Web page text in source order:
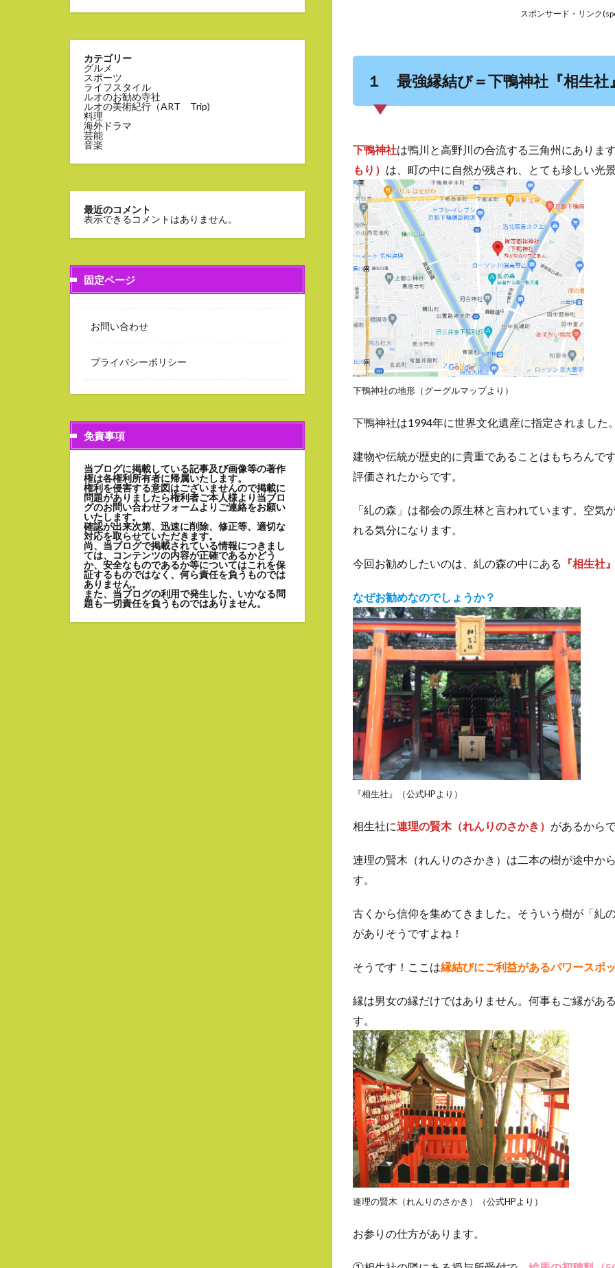
スポンサード・リンク
１ 最強縁結び＝下鴨神社『相生社
下鴨神社は鴨川と高野川の合流する三角州にありま
もり） は、町の中に自然が残され、とても珍しい光景
下鴨神社の地形（グーグルマップより）
下鴨神社は1994年に世界文化遺産に指定されました。
建物や伝統が歴史的に貴重であることはもちろんで
評価されたからです。
「糺の森」は都会の原生林と言われています。空気
れる気分になります。
今回お勧めしたいのは、糺の森の中にある 『相生社
なぜお勧めなのでしょうか？
『相生社』（公式HPより）
相生社に連理の賢木（れんりのさかき） があるからで
連理の賢木（れんりのさかき）は二本の樹が途中か
す。
古くから信仰を集めてきました。そういう樹が「糺
がありそうですよね！
そうです！ここは縁結びにご利益があるパワースポ
縁は男女の縁だけではありません。何事もご縁があ
す。
連理の賢木（れんりのさかき）（公式HPより）
お参りの仕方があります。
カテゴリー
グルメ
スポーツ
ライフスタイル
ルオのお勧め寺社
ルオの美術紀行（ART Trip)
料理
海外ドラマ
芸能
音楽
最近のコメント
表示できるコメントはありません。
固定ページ
お問い合わせ
プライバシーポリシー
免責事項
当ブログに掲載している記事及び画像等の著作
権は各権利所有者に帰属いたします。
権利を侵害する意図はございませんので掲載に
問題がありましたら権利者ご本人様より当ブロ
グのお問い合わせフォームよりご連絡をお願い
いたします。
確認が出来次第、迅速に削除、修正等、適切な
対応を取らせていただきます。
尚、当ブログで掲載されている情報につきまし
ては、コンテンツの内容が正確であるかどう
か、安全なものであるか等についてはこれを保
証するものではなく、何ら責任を負うものでは
ありません。
また、当ブログの利用で発生した、いかなる問
題も一切責任を負うものではありません。